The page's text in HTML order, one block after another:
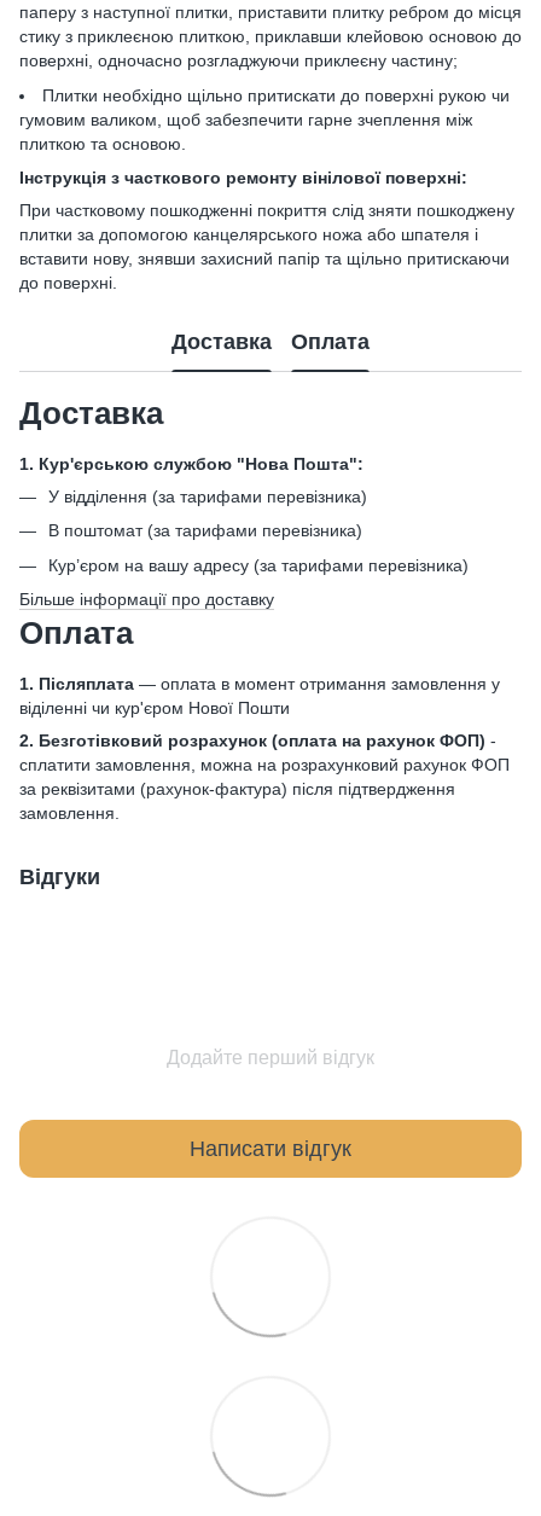
паперу з наступної плитки, приставити плитку ребром до місця
стику з приклеєною плиткою, приклавши клейовою основою до
поверхні, одночасно розгладжуючи приклеєну частину;
Плитки необхідно щільно притискати до поверхні рукою чи
гумовим валиком, щоб забезпечити гарне зчеплення між
плиткою та основою.
Інструкція з часткового ремонту вінілової поверхні:
При частковому пошкодженні покриття слід зняти пошкоджену
плитки за допомогою канцелярського ножа або шпателя і
вставити нову, знявши захисний папір та щільно притискаючи
до поверхні.
Доставка Оплата
Доставка
1. Кур'єрською службою "Нова Пошта":
У відділення (за тарифами перевізника)
В поштомат (за тарифами перевізника)
Кур’єром на вашу адресу (за тарифами перевізника)
Більше інформації про доставку
Оплата
1. Післяплата — оплата в момент отримання замовлення у
віділенні чи кур'єром Нової Пошти
2. Безготівковий розрахунок (оплата на рахунок ФОП) -
сплатити замовлення, можна на розрахунковий рахунок ФОП
за реквізитами (рахунок-фактура) після підтвердження
замовлення.
Відгуки
Додайте перший відгук
Написати відгук